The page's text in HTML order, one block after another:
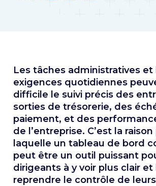
Les tâches administratives et
exigences quotidiennes
difficile le suivi précis des
sorties de trésorerie, des
paiement, et des
de l’entreprise. C’est la
laquelle un tableau de bord
peut être un outil puissant
dirigeants à y voir plus clair et
reprendre le contrôle de